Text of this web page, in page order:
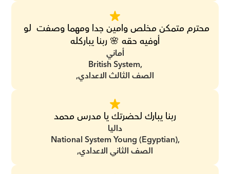
أوفيه حقه 🌸 ربنا يباركله
أماني
الصف الثالث الاعدادي,
British System,
ربنا يبارك لحضرتك يا مدرس محمد
داليا
الصف الثاني الاعدادي,
National System Young (Egyptian),